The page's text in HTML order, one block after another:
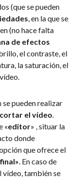
(que se pueden
, en la que se
(no hace falta
de efectos
el contraste, el
la saturación, el
pueden realizar
cortar el vídeo
«editor» , situar la
donde
que ofrece el
. En caso de
también se